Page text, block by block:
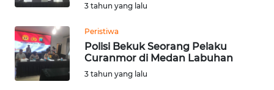
3 tahun yang lalu
Peristiwa
Polisi Bekuk Seorang Pelaku
Curanmor di Medan Labuhan
3 tahun yang lalu
WN
PAKPAK
WN
KARAWANG